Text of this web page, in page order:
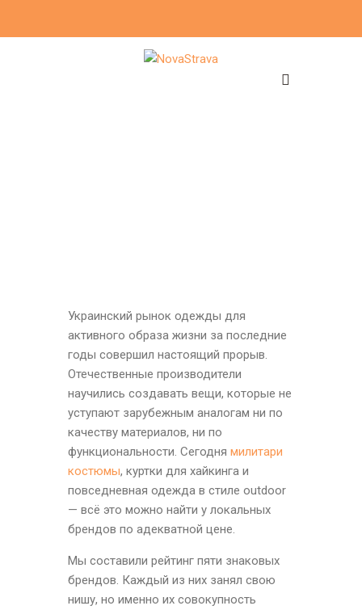
Украинский рынок одежды для
активного образа жизни за последние
годы совершил настоящий прорыв.
Отечественные производители
научились создавать вещи, которые не
уступают зарубежным аналогам ни по
качеству материалов, ни по
функциональности. Сегодня милитари
костюмы, куртки для хайкинга и
повседневная одежда в стиле outdoor
— всё это можно найти у локальных
брендов по адекватной цене.
Мы составили рейтинг пяти знаковых
брендов. Каждый из них занял свою
нишу, но именно их совокупность